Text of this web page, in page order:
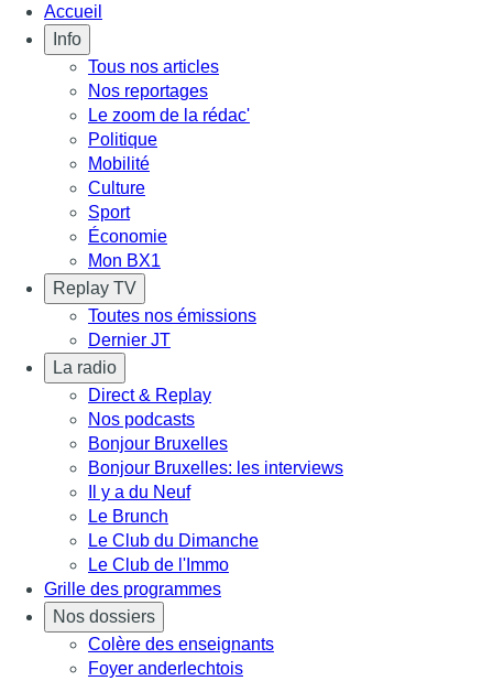
Accueil
Info
Tous nos articles
Nos reportages
Le zoom de la rédac'
Politique
Mobilité
Culture
Sport
Économie
Mon BX1
Replay TV
Toutes nos émissions
Dernier JT
La radio
Direct & Replay
Nos podcasts
Bonjour Bruxelles
Bonjour Bruxelles: les interviews
Il y a du Neuf
Le Brunch
Le Club du Dimanche
Le Club de l'Immo
Grille des programmes
Nos dossiers
Colère des enseignants
Foyer anderlechtois